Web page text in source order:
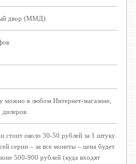
двор (ММД)
можно в любом Интернет-магазине,
стоит около 30-50 рублей за 1 штуку.
серии – за все монеты – цена будет
500-900 рублей (куда входят